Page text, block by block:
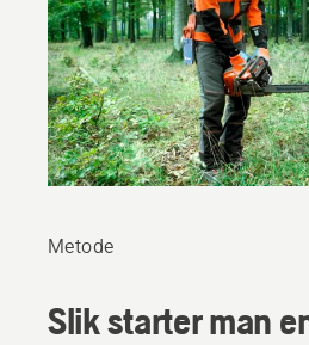
Metode
Slik starter man